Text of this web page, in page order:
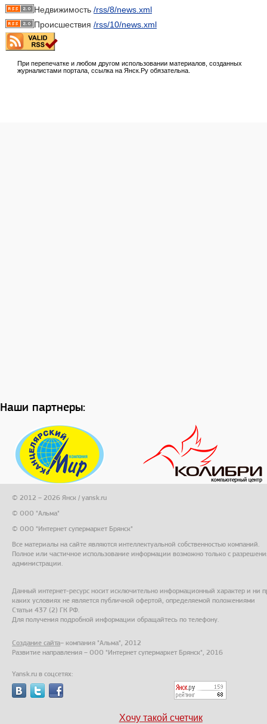
Недвижимость /rss/8/news.xml
Происшествия /rss/10/news.xml
При перепечатке и любом другом использовании материалов, созданных
журналистами портала, ссылка на Янск.Ру обязательна.
Наши партнеры:
© 2012 – 2026 Янск / yansk.ru
© ООО "Альма"
© ООО "Интернет супермаркет Брянск"
Все материалы на сайте являются интеллектуальной собственностью компаний.
Полное или частичное использование информации возможно только с
администрации.
Данный интернет-ресурс носит исключительно информационный характер и ни
каких условиях не является публичной офертой, определяемой положениями
Статьи 437 (2) ГК РФ.
Для получения подробной информации обращайтесь по телефону.
Создание сайта– компания "Альма", 2012
Развитие направления – ООО "Интернет супермаркет Брянск", 2016
Yansk.ru в соцсетях:
Хочу такой счетчик